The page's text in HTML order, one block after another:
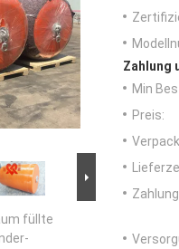
füllte
Zahlung
Min
Preis: